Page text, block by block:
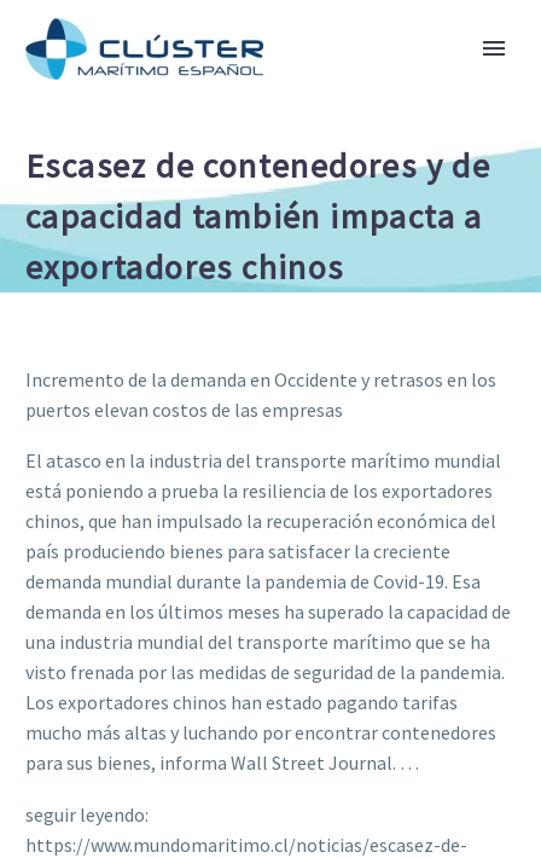
Escasez de contenedores y de
capacidad también impacta a
exportadores chinos
Incremento de la demanda en Occidente y retrasos en los
puertos elevan costos de las empresas
El atasco en la industria del transporte marítimo mundial
está poniendo a prueba la resiliencia de los exportadores
chinos, que han impulsado la recuperación económica del
país produciendo bienes para satisfacer la creciente
demanda mundial durante la pandemia de Covid-19. Esa
demanda en los últimos meses ha superado la capacidad de
una industria mundial del transporte marítimo que se ha
visto frenada por las medidas de seguridad de la pandemia.
Los exportadores chinos han estado pagando tarifas
mucho más altas y luchando por encontrar contenedores
para sus bienes, informa Wall Street Journal. …
seguir leyendo:
https://www.mundomaritimo.cl/noticias/escasez-de-